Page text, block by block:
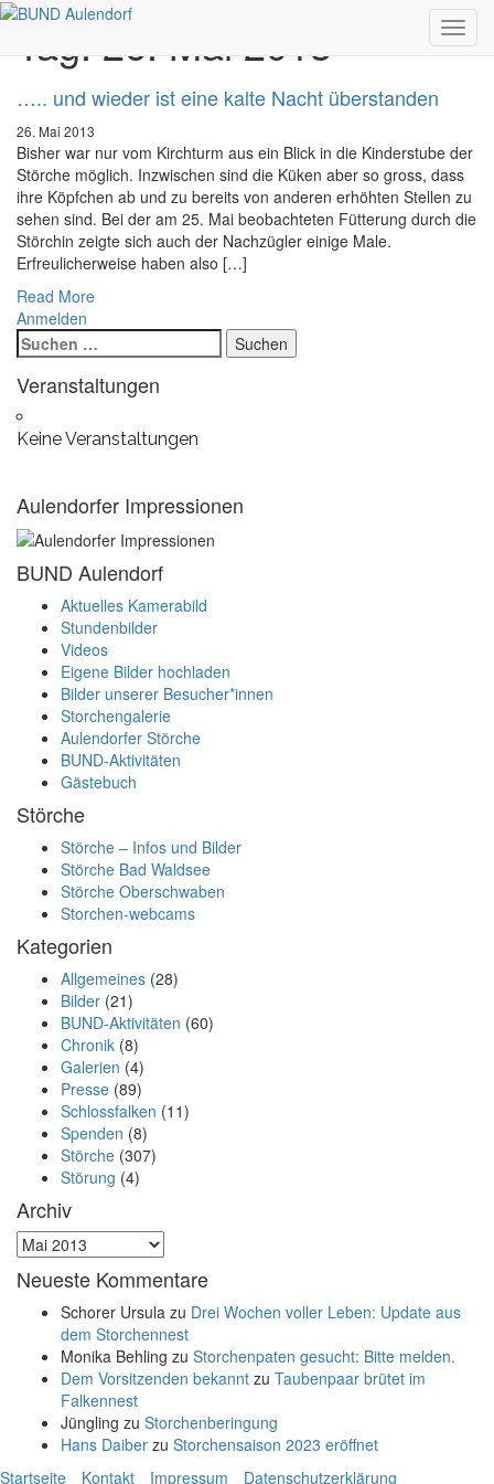
Tag:26. Mai 2013
….. und wieder ist eine kalte Nacht überstanden
26. Mai 2013
Bisher war nur vom Kirchturm aus ein Blick in die Kinderstube der
Störche möglich. Inzwischen sind die Küken aber so gross, dass
ihre Köpfchen ab und zu bereits von anderen erhöhten Stellen zu
sehen sind. Bei der am 25. Mai beobachteten Fütterung durch die
Störchin zeigte sich auch der Nachzügler einige Male.
Erfreulicherweise haben also […]
Read More
Anmelden
Suchen
nach:
Veranstaltungen
Keine Veranstaltungen
Aulendorfer Impressionen
BUND Aulendorf
Aktuelles Kamerabild
Stundenbilder
Videos
Eigene Bilder hochladen
Bilder unserer Besucher*innen
Storchengalerie
Aulendorfer Störche
BUND-Aktivitäten
Gästebuch
Störche
Störche – Infos und Bilder
Störche Bad Waldsee
Störche Oberschwaben
Storchen-webcams
Kategorien
Allgemeines (28)
Bilder (21)
BUND-Aktivitäten (60)
Chronik (8)
Galerien (4)
Presse (89)
Schlossfalken (11)
Spenden (8)
Störche (307)
Störung (4)
Archiv
Archiv
Neueste Kommentare
Schorer Ursula zu Drei Wochen voller Leben: Update aus
dem Storchennest
Monika Behling zu Storchenpaten gesucht: Bitte melden.
Dem Vorsitzenden bekannt zu Taubenpaar brütet im
Falkennest
Jüngling zu Storchenberingung
Hans Daiber zu Storchensaison 2023 eröffnet
Startseite
Kontakt Impressum Datenschutzerklärung